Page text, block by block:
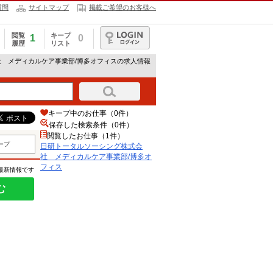
問 サイトマップ 掲載ご希望のお客様へ
閲覧
履歴
1
キープ
リスト
0
ログイン
メディカルケア事業部/博多オフィスの求人情報
プ
新情報です
キープ中のお仕事（0件）
保存した検索条件（0件）
閲覧したお仕事（1件）
日研トータルソーシング株式会
社 メディカルケア事業部/博多オ
フィス